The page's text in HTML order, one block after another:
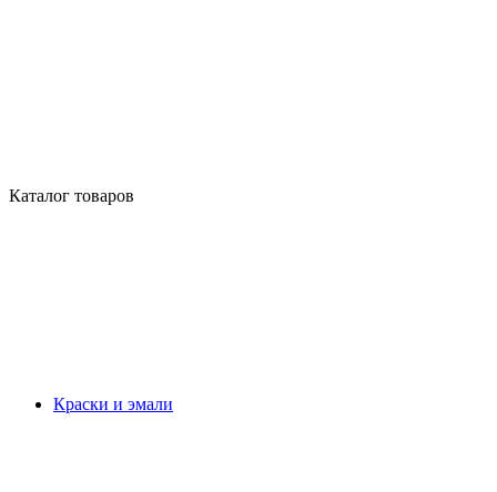
Каталог товаров
Краски и эмали